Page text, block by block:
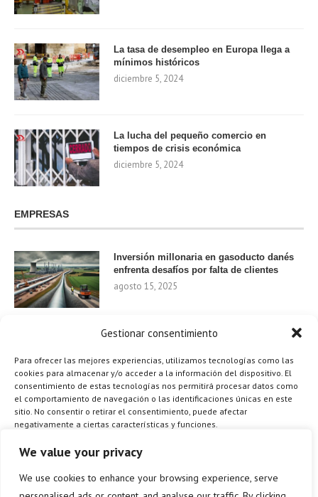
We value your privacy
We use cookies to enhance your browsing experience, serve
Gestionar consentimiento
Para ofrecer las mejores experiencias, utilizamos tecnologías como las
cookies para almacenar y/o acceder a la información del dispositivo. El
consentimiento de estas tecnologías nos permitirá procesar datos como
el comportamiento de navegación o las identificaciones únicas en este
sitio. No consentir o retirar el consentimiento, puede afectar
negativamente a ciertas características y funciones.
Gestionar los servicios
ACEPTAR
La tasa de desempleo en Europa llega a
mínimos históricos
diciembre 5, 2024
La lucha del pequeño comercio en
tiempos de crisis económica
diciembre 5, 2024
EMPRESAS
Inversión millonaria en gasoducto danés
enfrenta desafíos por falta de clientes
agosto 15, 2025
de IA para 2024
agosto 9, 2025
¿Cómo el Método de Tres Sillas de Walt
Productividad?